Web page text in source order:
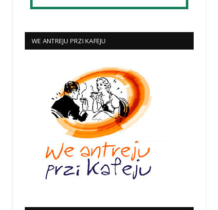
WE ANTREJU PRZI KAFEJU